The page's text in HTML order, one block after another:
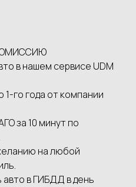
в нашем сервисе UDМ
1-го года от компании
за 10 минут по
на любой
в ГИБДД в день